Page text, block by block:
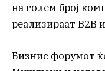
на голем број
реализираат B2B
Бизнис форумот